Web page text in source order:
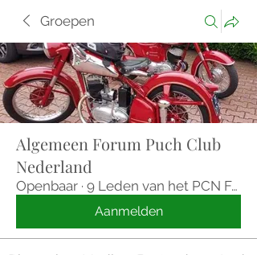
Groepen
Algemeen Forum Puch Club
Nederland
Openbaar · 9 Leden van het PCN Forum
Aanmelden